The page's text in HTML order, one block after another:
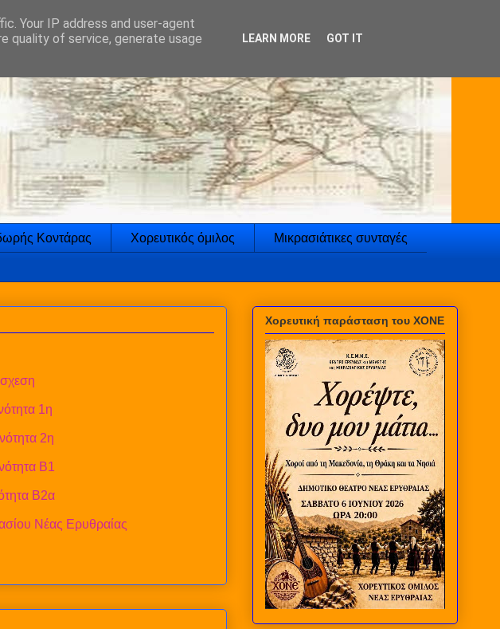
Κοντάρας Χορευτικός όμιλος Μικρασιάτικες συνταγές
1η
2η
Β1
Β2α
Νέας Ερυθραίας
Χορευτική παράσταση του ΧΟΝΕ
Your IP address and user-agent
quality of service, generate usage
LEARN MORE GOT IT